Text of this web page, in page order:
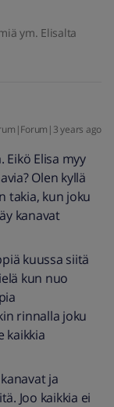
ym. Elisalta
years ago
Eikö Elisa myy
Olen kyllä
takia, kun joku
kanavat
kuussa siitä
kun nuo
rinnalla joku
kaikkia
ja
Joo kaikkia ei